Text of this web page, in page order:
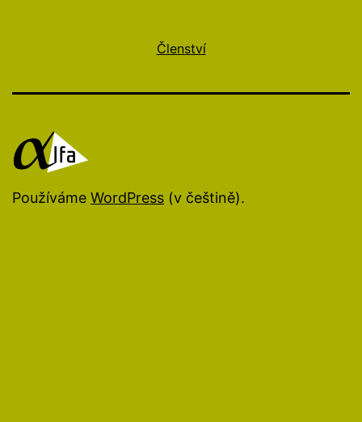
Členství
Používáme WordPress (v češtině).